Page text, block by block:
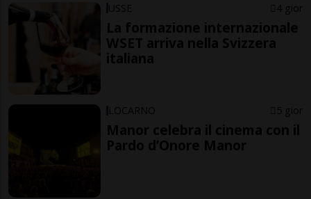
USSE 4 gior
La formazione internazionale
WSET arriva nella Svizzera
italiana
LOCARNO 5 gior
Manor celebra il cinema con il
Pardo d’Onore Manor